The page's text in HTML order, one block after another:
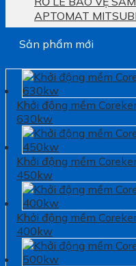
APTOMAT
Sản phẩm mới
Khởi động mềm
630kw
Khởi động mềm
450kw
Khởi động mềm
400kw